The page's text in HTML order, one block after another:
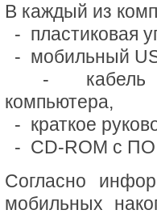
В каждый из
- пластиковая
- мобильный
- кабель
компьютера,
- краткое
- CD-ROM c
Согласно
мобильных